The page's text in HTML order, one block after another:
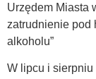
Urzędem Miasta
zatrudnienie pod
alkoholu”
W lipcu i sierpniu